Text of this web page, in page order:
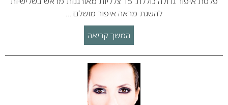
להשגת מראה איפור מושלם.…
המשך קריאה